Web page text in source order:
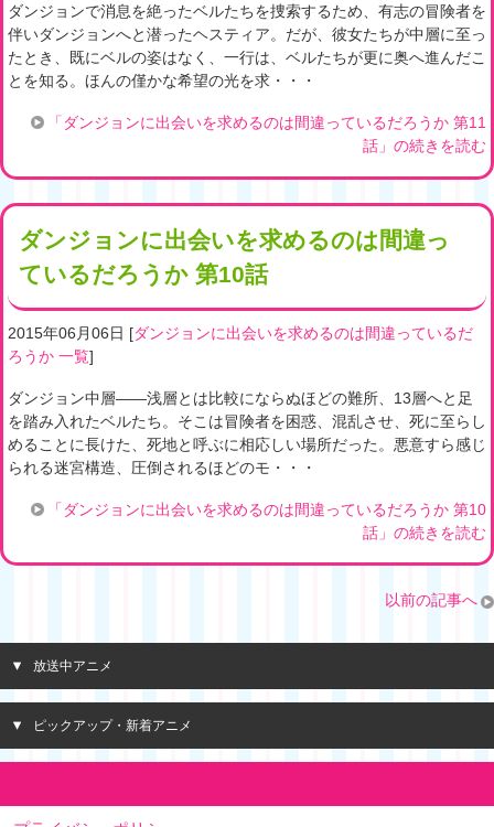
ダンジョンで消息を絶ったベルたちを捜索するため、有志の冒険者を
伴いダンジョンへと潜ったヘスティア。だが、彼女たちが中層に至っ
たとき、既にベルの姿はなく、一行は、ベルたちが更に奥へ進んだこ
とを知る。ほんの僅かな希望の光を求・・・
「ダンジョンに出会いを求めるのは間違っているだろうか 第11
話」の続きを読む
ダンジョンに出会いを求めるのは間違っ
ているだろうか 第10話
2015年06月06日 [ダンジョンに出会いを求めるのは間違っているだ
ろうか 一覧]
ダンジョン中層――浅層とは比較にならぬほどの難所、13層へと足
を踏み入れたベルたち。そこは冒険者を困惑、混乱させ、死に至らし
めることに長けた、死地と呼ぶに相応しい場所だった。悪意すら感じ
られる迷宮構造、圧倒されるほどのモ・・・
「ダンジョンに出会いを求めるのは間違っているだろうか 第10
話」の続きを読む
以前の記事へ
放送中アニメ
ピックアップ・新着アニメ